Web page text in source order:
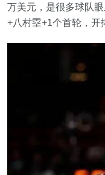
万美元，是很多球队
+八村塁+1个首轮，开